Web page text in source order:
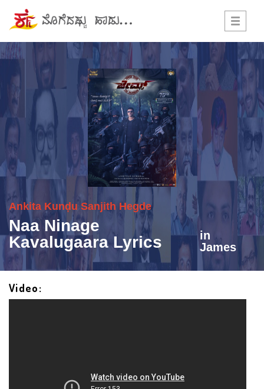
Toggle
Ankita Kunḑu Sanjith Hegde
Naa Ninage
Kavalugaara Lyrics
in
James
Video: